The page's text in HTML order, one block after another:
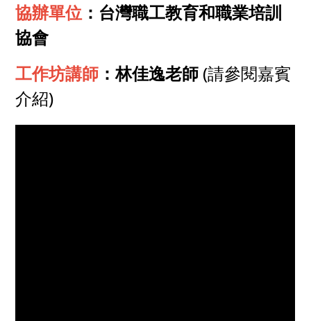
協辦單位： 台灣職工教育和職業培訓
協會
工作坊講師 ：林佳逸老師 (請參閱嘉賓
介紹)